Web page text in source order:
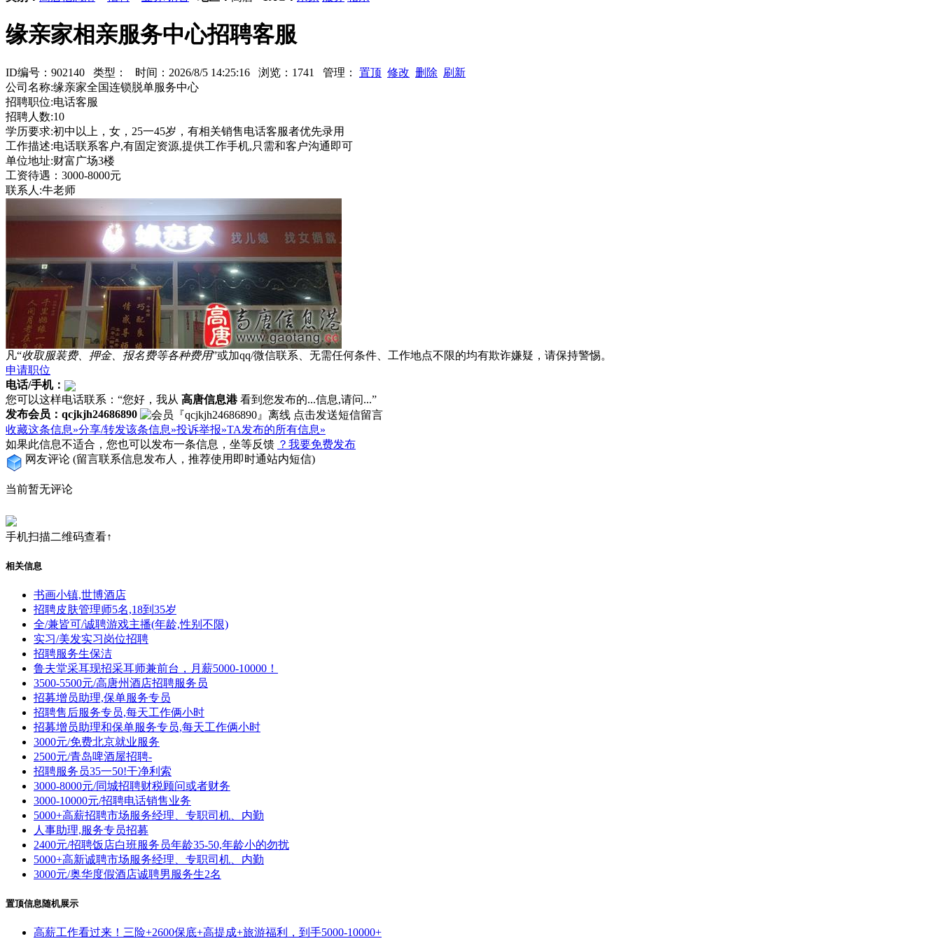
缘亲家相亲服务中心招聘客服
ID编号：902140 类型： 时间：2026/8/5 14:25:16 浏览：1741 管理： 置顶 修改 删除 刷新
公司名称:缘亲家全国连锁脱单服务中心
招聘职位:电话客服
招聘人数:10
学历要求:初中以上，女，25一45岁，有相关销售电话客服者优先录用
工作描述:电话联系客户,有固定资源,提供工作手机,只需和客户沟通即可
单位地址:财富广场3楼
工资待遇：3000-8000元
联系人:牛老师
凡“收取服装费、押金、报名费等各种费用”或加qq/微信联系、无需任何条件、工作地点不限的均有欺诈嫌疑，请保持警惕。
申请职位
电话/手机：
您可以这样电话联系：“您好，我从 高唐信息港看到您发布的...信息,请问...”
发布会员：qcjkjh24686890
收藏这条信息»分享/转发该条信息»投诉举报»TA发布的所有信息»
如果此信息不适合，您也可以发布一条信息，坐等反馈 ？我要免费发布
网友评论 (留言联系信息发布人，推荐使用即时通站内短信)
当前暂无评论
手机扫描二维码查看↑
相关信息
书画小镇,世博酒店
招聘皮肤管理师5名,18到35岁
全/兼皆可/诚聘游戏主播(年龄,性别不限)
实习/美发实习岗位招聘
招聘服务生保洁
鲁夫堂采耳现招采耳师兼前台，月薪5000-10000！
3500-5500元/高唐州酒店招聘服务员
招募增员助理,保单服务专员
招聘售后服务专员,每天工作俩小时
招募增员助理和保单服务专员,每天工作俩小时
3000元/免费北京就业服务
2500元/青岛啤酒屋招聘-
招聘服务员35一50!干净利索
3000-8000元/同城招聘财税顾问或者财务
3000-10000元/招聘电话销售业务
5000+高薪招聘市场服务经理、专职司机、内勤
人事助理,服务专员招募
2400元/招聘饭店白班服务员年龄35-50,年龄小的勿扰
5000+高新诚聘市场服务经理、专职司机、内勤
3000元/奥华度假酒店诚聘男服务生2名
置顶信息随机展示
高薪工作看过来！三险+2600保底+高提成+旅游福利，到手5000-10000+